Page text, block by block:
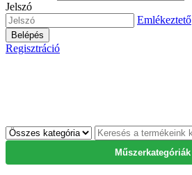
Jelszó
Emlékeztető
Belépés
Regisztráció
Műszerkategóriák